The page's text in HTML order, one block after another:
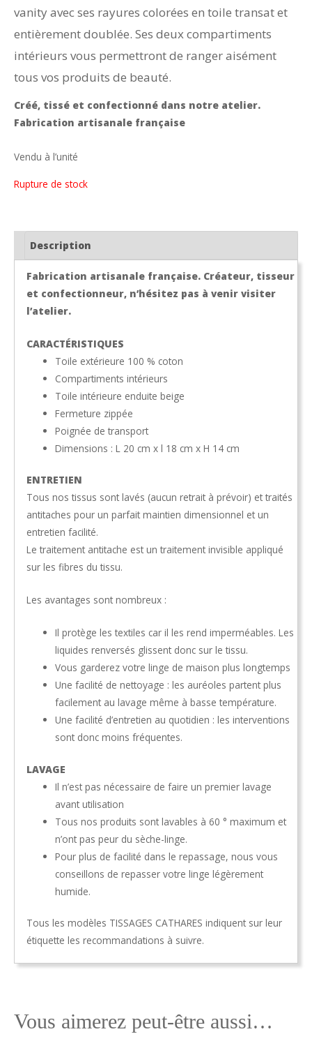
vanity avec ses rayures colorées en toile transat et
entièrement doublée. Ses deux compartiments
intérieurs vous permettront de ranger aisément
tous vos produits de beauté.
Créé, tissé et confectionné dans notre atelier.
Fabrication artisanale française
Vendu à l’unité
Rupture de stock
Description
Fabrication artisanale française. Créateur, tisseur
et confectionneur, n’hésitez pas à venir visiter
l’atelier.
CARACTÉRISTIQUES
Toile extérieure 100 % coton
Compartiments intérieurs
Toile intérieure enduite beige
Fermeture zippée
Poignée de transport
Dimensions : L 20 cm x l 18 cm x H 14 cm
ENTRETIEN
Tous nos tissus sont lavés (aucun retrait à prévoir) et traités
antitaches pour un parfait maintien dimensionnel et un
entretien facilité.
Le traitement antitache est un traitement invisible appliqué
sur les fibres du tissu.
Les avantages sont nombreux :
Il protège les textiles car il les rend imperméables. Les
liquides renversés glissent donc sur le tissu.
Vous garderez votre linge de maison plus longtemps
Une facilité de nettoyage : les auréoles partent plus
facilement au lavage même à basse température.
Une facilité d’entretien au quotidien : les interventions
sont donc moins fréquentes.
LAVAGE
Il n’est pas nécessaire de faire un premier lavage
avant utilisation
Tous nos produits sont lavables à 60 ° maximum et
n’ont pas peur du sèche-linge.
Pour plus de facilité dans le repassage, nous vous
conseillons de repasser votre linge légèrement
humide.
Tous les modèles TISSAGES CATHARES indiquent sur leur
étiquette les recommandations à suivre.
Vous aimerez peut-être aussi…